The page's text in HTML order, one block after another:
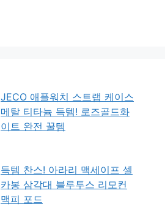
JECO 애플워치 스트랩 케이스
메탈 티타늄 득템! 로즈골드화
이트 완전 꿀템
득템 찬스! 아라리 맥세이프 셀
카봉 삼각대 블루투스 리모컨
맥피 포드